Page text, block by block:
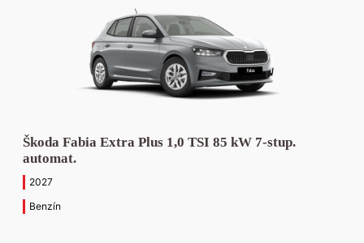
Škoda Fabia Extra Plus 1,0 TSI 85 kW 7-stup.
automat.
2027
Benzín